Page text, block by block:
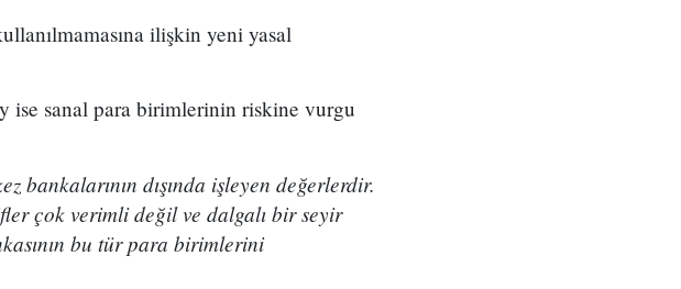
ilişkin yeni yasal
ise sanal para birimlerinin riskine vurgu
dışında işleyen değerlerdir.
çok verimli değil ve dalgalı bir seyir
bu tür para birimlerini